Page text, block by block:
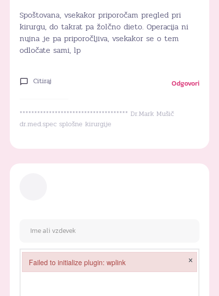
Spoštovana, vsekakor priporočam pregled pri
kirurgu, do takrat pa žolčno dieto. Operacija ni
nujna je pa priporočljiva, vsekakor se o tem
odločate sami, lp
Citiraj Odgovori
************************************* Dr.Mark Mušič
dr.med.spec splošne kirurgije
Failed to initialize plugin: wplink ×
Failed to initialize plugin: wplink